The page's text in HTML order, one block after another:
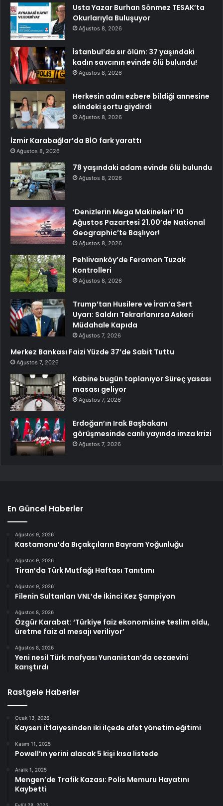
Usta Yazar Burhan Sönmez TESAK’ta
Okurlarıyla Buluşuyor
Ağustos 8, 2026
İstanbul’da sır ölüm: 37 yaşındaki
kadın savcının evinde ölü bulundu!
Ağustos 8, 2026
Herkesin adını ezbere bildiği annesine
elindeki şortu giydirdi
Ağustos 8, 2026
İzmir Karabağlar’da BİO fark yarattı
Ağustos 8, 2026
78 yaşındaki adam evinde ölü bulundu
Ağustos 8, 2026
‘Denizlerin Mega Makineleri’ 10
Ağustos Pazartesi 21.00’de National
Geographic’te Başlıyor!
Ağustos 8, 2026
Pehlivanköy’de Feromon Tuzak
Kontrolleri
Ağustos 8, 2026
Trump’tan Husilere ve İran’a Sert
Uyarı: Saldırı Tekrarlanırsa Askeri
Müdahale Kapıda
Ağustos 7, 2026
Merkez Bankası Faizi Yüzde 37’de Sabit Tuttu
Ağustos 7, 2026
Kabine bugün toplanıyor Süreç yasası
masası geliyor
Ağustos 7, 2026
Erdoğan’ın Irak Başbakanı
görüşmesinde canlı yayında imza krizi
Ağustos 7, 2026
En Güncel Haberler
Ağustos 9, 2026
Kastamonu’da Bıçakçıların Bayram Yoğunluğu
Ağustos 9, 2026
Tiran’da Türk Mutfağı Haftası Tanıtımı
Ağustos 9, 2026
Filenin Sultanları VNL’de İkinci Kez Şampiyon
Ağustos 8, 2026
Özgür Karabat: ‘Türkiye faiz ekonomisine teslim oldu,
üretme faiz al mesajı veriliyor’
Ağustos 8, 2026
Yeni nesil Türk mafyası Yunanistan’da cezaevini
karıştırdı
Rastgele Haberler
Ocak 13, 2026
Kayseri itfaiyesinden iki ilçede afet yönetim eğitimi
Kasım 11, 2025
Powell’ın yerini alacak 5 kişi kısa listede
Aralık 1, 2025
Mengen’de Trafik Kazası: Polis Memuru Hayatını
Kaybetti
Eylül 28, 2025